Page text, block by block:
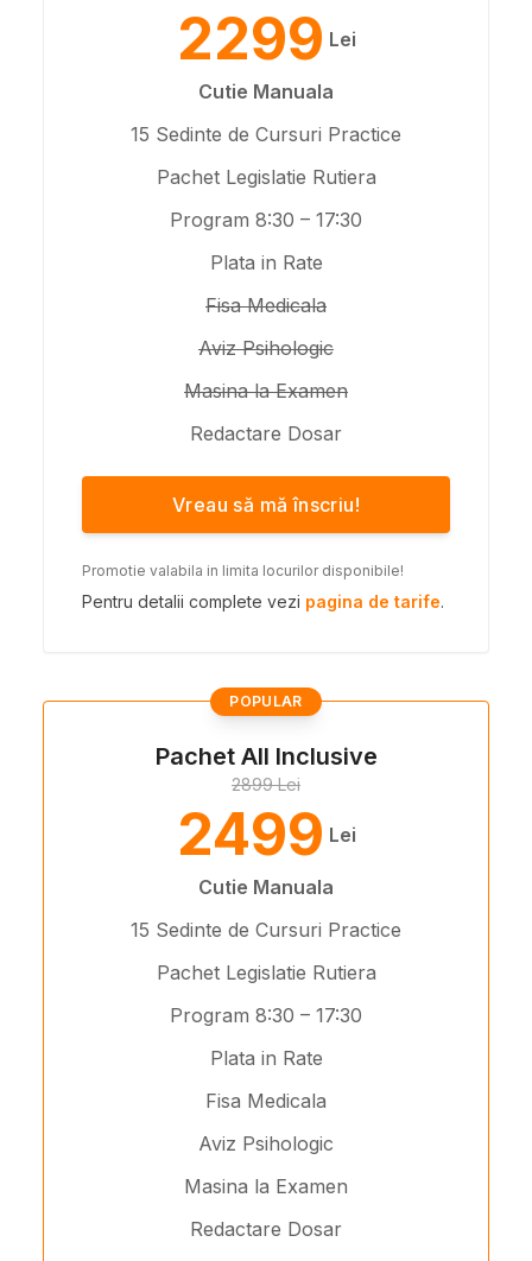
2299 Lei
Cutie Manuala
15 Sedinte de Cursuri Practice
Pachet Legislatie Rutiera
Program 8:30 – 17:30
Plata in Rate
Fisa Medicala
Aviz Psihologic
Masina la Examen
Redactare Dosar
Vreau să mă înscriu!
Promotie valabila in limita locurilor disponibile!
Pentru detalii complete vezi pagina de tarife.
POPULAR
Pachet All Inclusive
2899 Lei
2499 Lei
Cutie Manuala
15 Sedinte de Cursuri Practice
Pachet Legislatie Rutiera
Program 8:30 – 17:30
Plata in Rate
Fisa Medicala
Aviz Psihologic
Masina la Examen
Redactare Dosar